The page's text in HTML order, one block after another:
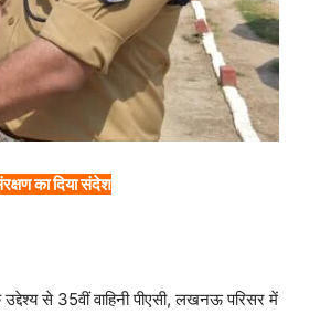
का दिया संदेश
से 35वीं वाहिनी पीएसी, लखनऊ परिसर में